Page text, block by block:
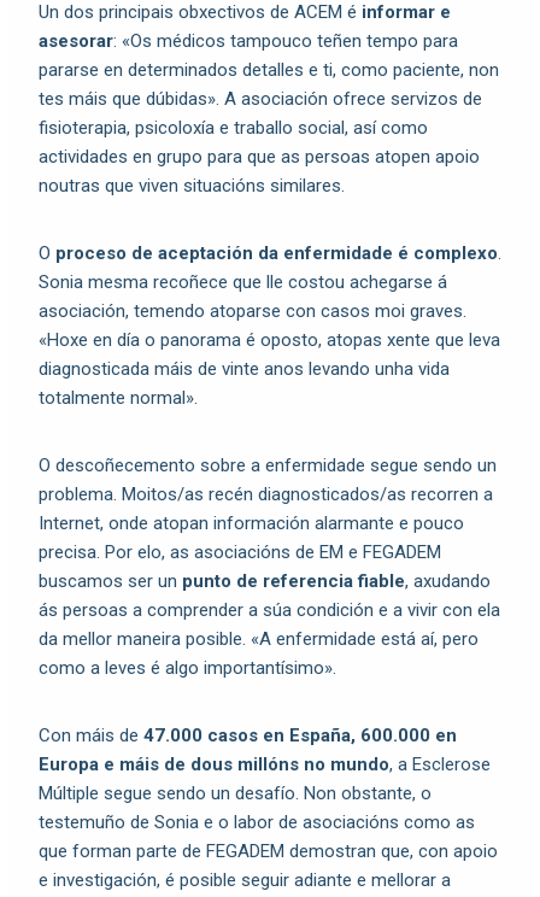
Un dos principais obxectivos de ACEM é informar e
asesorar: «Os médicos tampouco teñen tempo para
pararse en determinados detalles e ti, como paciente, non
tes máis que dúbidas». A asociación ofrece servizos de
fisioterapia, psicoloxía e traballo social, así como
actividades en grupo para que as persoas atopen apoio
noutras que viven situacións similares.
O proceso de aceptación da enfermidade é complexo.
Sonia mesma recoñece que lle costou achegarse á
asociación, temendo atoparse con casos moi graves.
«Hoxe en día o panorama é oposto, atopas xente que leva
diagnosticada máis de vinte anos levando unha vida
totalmente normal».
O descoñecemento sobre a enfermidade segue sendo un
problema. Moitos/as recén diagnosticados/as recorren a
Internet, onde atopan información alarmante e pouco
precisa. Por elo, as asociacións de EM e FEGADEM
buscamos ser un punto de referencia fiable, axudando
ás persoas a comprender a súa condición e a vivir con ela
da mellor maneira posible. «A enfermidade está aí, pero
como a leves é algo importantísimo».
Con máis de 47.000 casos en España, 600.000 en
Europa e máis de dous millóns no mundo, a Esclerose
Múltiple segue sendo un desafío. Non obstante, o
testemuño de Sonia e o labor de asociacións como as
que forman parte de FEGADEM demostran que, con apoio
e investigación, é posible seguir adiante e mellorar a